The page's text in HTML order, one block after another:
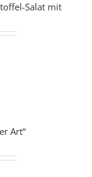
Art“